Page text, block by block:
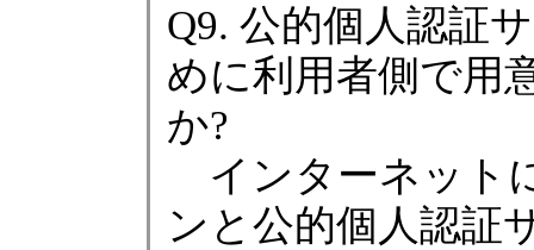
Q9. 公的個人認証
めに利用者側で用
か?
インターネット
ンと公的個人認証